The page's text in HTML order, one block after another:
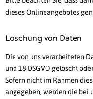
dieses Onlineangebotes
Löschung von Daten
Die von uns verarbeiteten
und 18 DSGVO gelöscht
Sofern nicht im Rahmen
angegeben, werden die bei